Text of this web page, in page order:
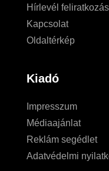
Hírlevél feliratkozás
Kapcsolat
Oldaltérkép
Kiadó
Impresszum
Médiaajánlat
Reklám segédlet
Adatvédelmi